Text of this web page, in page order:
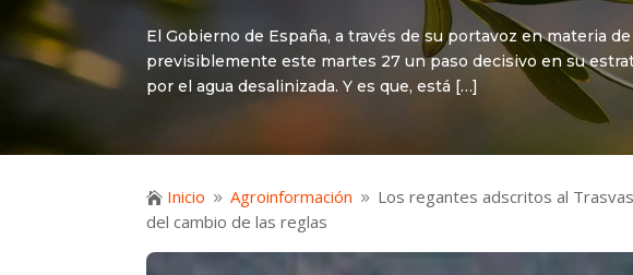
El Gobierno de España, a través de su portavoz en materia
previsiblemente este martes 27 un paso decisivo en su
por el agua desalinizada. Y es que, está […]
 Inicio 9 Agroinformación 9 Los regantes adscritos al
del cambio de las reglas